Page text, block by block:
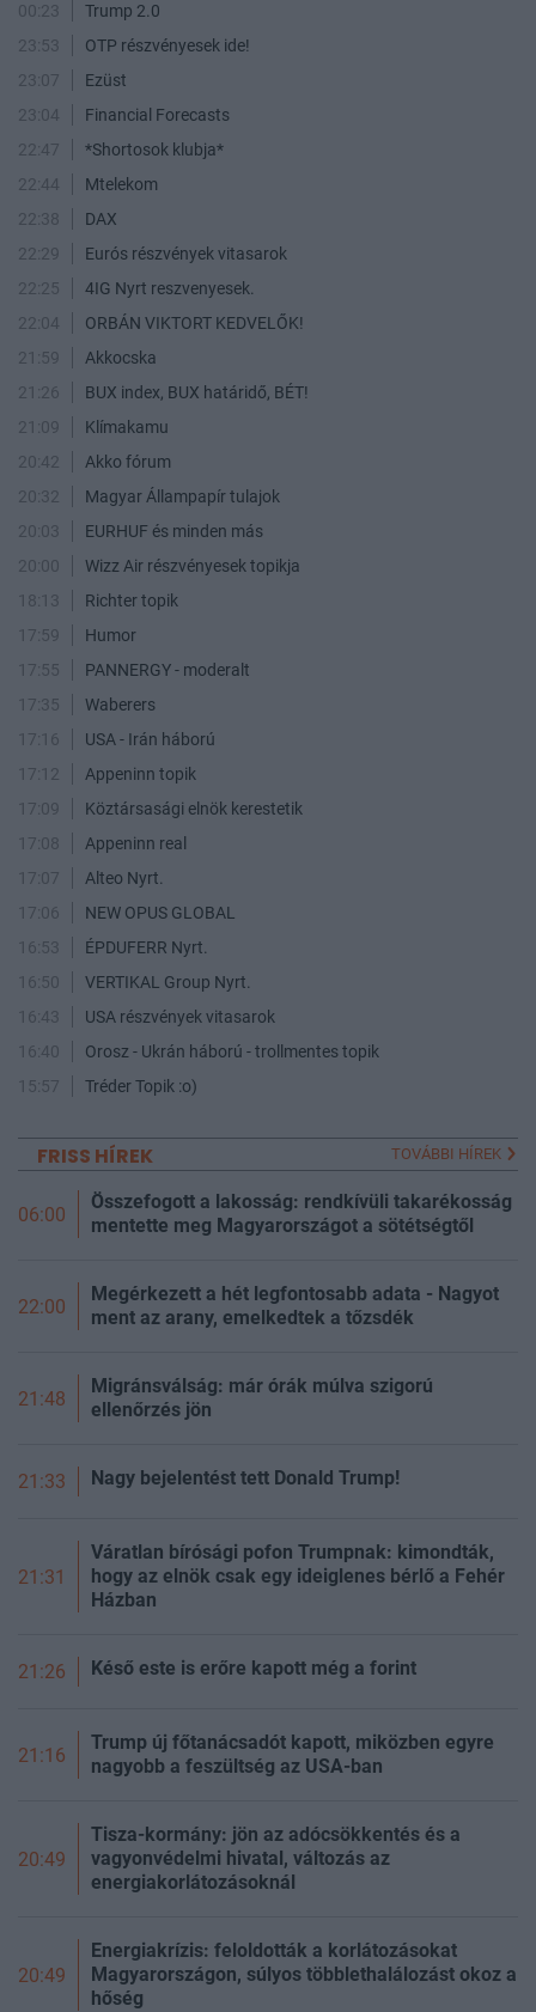
00:23
Trump 2.0
23:53
OTP részvényesek ide!
23:07
Ezüst
23:04
Financial Forecasts
22:47
*Shortosok klubja*
22:44
Mtelekom
22:38
DAX
22:29
Eurós részvények vitasarok
22:25
4IG Nyrt reszvenyesek.
22:04
ORBÁN VIKTORT KEDVELŐK!
21:59
Akkocska
21:26
BUX index, BUX határidő, BÉT!
21:09
Klímakamu
20:42
Akko fórum
20:32
Magyar Állampapír tulajok
20:03
EURHUF és minden más
20:00
Wizz Air részvényesek topikja
18:13
Richter topik
17:59
Humor
17:55
PANNERGY - moderalt
17:35
Waberers
17:16
USA - Irán háború
17:12
Appeninn topik
17:09
Köztársasági elnök kerestetik
17:08
Appeninn real
17:07
Alteo Nyrt.
17:06
NEW OPUS GLOBAL
16:53
ÉPDUFERR Nyrt.
16:50
VERTIKAL Group Nyrt.
16:43
USA részvények vitasarok
16:40
Orosz - Ukrán háború - trollmentes topik
15:57
Tréder Topik :o)
FRISS HÍREK TOVÁBBI HÍREK
06:00
Összefogott a lakosság: rendkívüli takarékosság
mentette meg Magyarországot a sötétségtől
22:00
Megérkezett a hét legfontosabb adata - Nagyot
ment az arany, emelkedtek a tőzsdék
21:48
Migránsválság: már órák múlva szigorú
ellenőrzés jön
21:33 Nagy bejelentést tett Donald Trump!
21:31
Váratlan bírósági pofon Trumpnak: kimondták,
hogy az elnök csak egy ideiglenes bérlő a Fehér
Házban
21:26 Késő este is erőre kapott még a forint
21:16
Trump új főtanácsadót kapott, miközben egyre
nagyobb a feszültség az USA-ban
20:49
Tisza-kormány: jön az adócsökkentés és a
vagyonvédelmi hivatal, változás az
energiakorlátozásoknál
20:49
Energiakrízis: feloldották a korlátozásokat
Magyarországon, súlyos többlethalálozást okoz a
hőség